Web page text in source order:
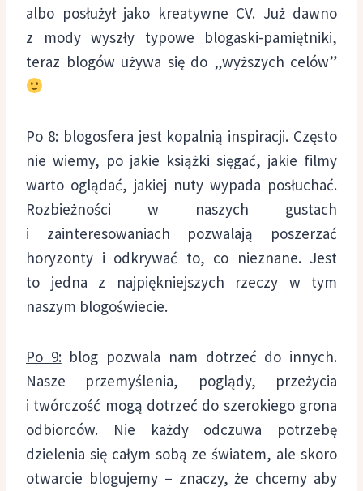
albo posłużył jako kreatywne CV. Już dawno
z mody wyszły typowe blogaski-pamiętniki,
teraz blogów używa się do „wyższych celów”
Po 8:blogosfera jest kopalnią inspiracji. Często
nie wiemy, po jakie książki sięgać, jakie filmy
warto oglądać, jakiej nuty wypada posłuchać.
Rozbieżności w naszych gustach
i zainteresowaniach pozwalają poszerzać
horyzonty i odkrywać to, co nieznane. Jest
to jedna z najpiękniejszych rzeczy w tym
naszym blogoświecie.
Po 9:blog pozwala nam dotrzeć do innych.
Nasze przemyślenia, poglądy, przeżycia
i twórczość mogą dotrzeć do szerokiego grona
odbiorców. Nie każdy odczuwa potrzebę
dzielenia się całym sobą ze światem, ale skoro
otwarcie blogujemy – znaczy, że chcemy aby